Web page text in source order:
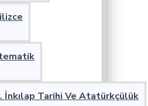
İnkılap Tarihi Ve Atatürkçülük